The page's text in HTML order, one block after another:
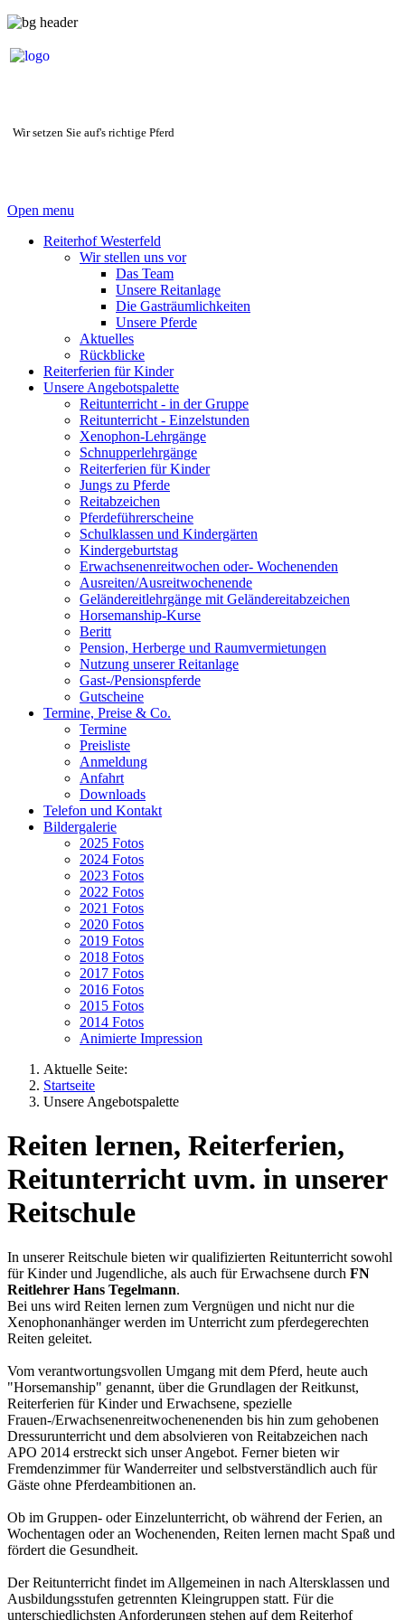
Wir setzen Sie auf's richtige Pferd
Open menu
Reiterhof Westerfeld
Wir stellen uns vor
Das Team
Unsere Reitanlage
Die Gasträumlichkeiten
Unsere Pferde
Aktuelles
Rückblicke
Reiterferien für Kinder
Unsere Angebotspalette
Reitunterricht - in der Gruppe
Reitunterricht - Einzelstunden
Xenophon-Lehrgänge
Schnupperlehrgänge
Reiterferien für Kinder
Jungs zu Pferde
Reitabzeichen
Pferdeführerscheine
Schulklassen und Kindergärten
Kindergeburtstag
Erwachsenenreitwochen oder- Wochenenden
Ausreiten/Ausreitwochenende
Geländereitlehrgänge mit Geländereitabzeichen
Horsemanship-Kurse
Beritt
Pension, Herberge und Raumvermietungen
Nutzung unserer Reitanlage
Gast-/Pensionspferde
Gutscheine
Termine, Preise & Co.
Termine
Preisliste
Anmeldung
Anfahrt
Downloads
Telefon und Kontakt
Bildergalerie
2025 Fotos
2024 Fotos
2023 Fotos
2022 Fotos
2021 Fotos
2020 Fotos
2019 Fotos
2018 Fotos
2017 Fotos
2016 Fotos
2015 Fotos
2014 Fotos
Animierte Impression
Aktuelle Seite:
Startseite
Unsere Angebotspalette
Reiten lernen, Reiterferien,
Reitunterricht uvm. in unserer
Reitschule
In unserer Reitschule bieten wir qualifizierten Reitunterricht sowohl
für Kinder und Jugendliche, als auch für Erwachsene durch FN
Reitlehrer Hans Tegelmann.
Bei uns wird Reiten lernen zum Vergnügen und nicht nur die
Xenophonanhänger werden im Unterricht zum pferdegerechten
Reiten geleitet.
Vom verantwortungsvollen Umgang mit dem Pferd, heute auch
"Horsemanship" genannt, über die Grundlagen der Reitkunst,
Reiterferien für Kinder und Erwachsene, spezielle
Frauen-/Erwachsenenreitwochenenenden bis hin zum gehobenen
Dressurunterricht und dem absolvieren von Reitabzeichen nach
APO 2014 erstreckt sich unser Angebot. Ferner bieten wir
Fremdenzimmer für Wanderreiter und selbstverständlich auch für
Gäste ohne Pferdeambitionen an.
Ob im Gruppen- oder Einzelunterricht, ob während der Ferien, an
Wochentagen oder an Wochenenden, Reiten lernen macht Spaß und
fördert die Gesundheit.
Der Reitunterricht findet im Allgemeinen in nach Altersklassen und
Ausbildungsstufen getrennten Kleingruppen statt. Für die
unterschiedlichsten Anforderungen stehen auf dem Reiterhof